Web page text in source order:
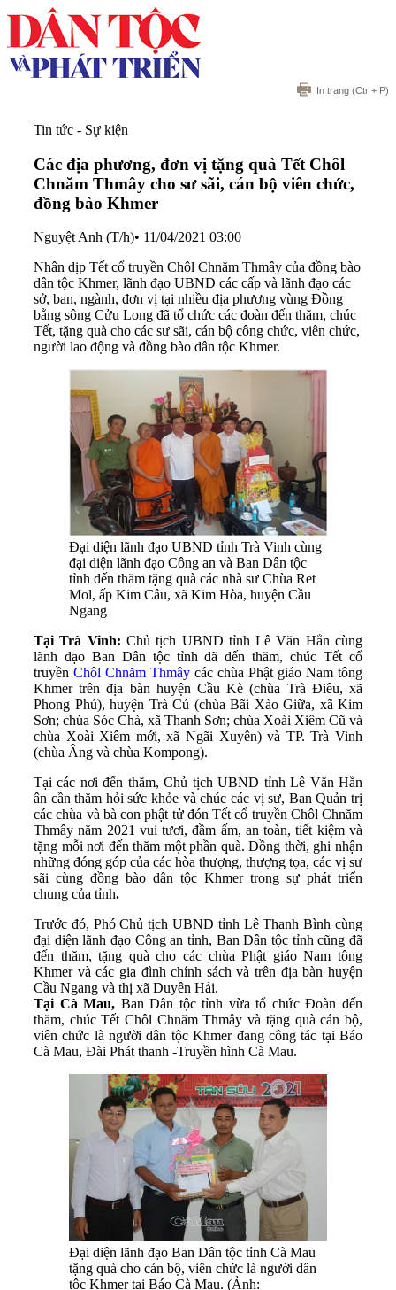
In trang (Ctr + P)
Tin tức - Sự kiện
Các địa phương, đơn vị tặng quà Tết Chôl
Chnăm Thmây cho sư sãi, cán bộ viên chức,
đồng bào Khmer
Nguyệt Anh (T/h)• 11/04/2021 03:00
Nhân dịp Tết cổ truyền Chôl Chnăm Thmây của đồng bào
dân tộc Khmer, lãnh đạo UBND các cấp và lãnh đạo các
sở, ban, ngành, đơn vị tại nhiều địa phương vùng Đồng
bằng sông Cửu Long đã tổ chức các đoàn đến thăm, chúc
Tết, tặng quà cho các sư sãi, cán bộ công chức, viên chức,
người lao động và đồng bào dân tộc Khmer.
Đại diện lãnh đạo UBND tỉnh Trà Vinh cùng
đại diện lãnh đạo Công an và Ban Dân tộc
tỉnh đến thăm tặng quà các nhà sư Chùa Ret
Mol, ấp Kim Câu, xã Kim Hòa, huyện Cầu
Ngang
Tại Trà Vinh: Chủ tịch UBND tỉnh Lê Văn Hẳn cùng
lãnh đạo Ban Dân tộc tỉnh đã đến thăm, chúc Tết cổ
truyền Chôl Chnăm Thmây các chùa Phật giáo Nam tông
Khmer trên địa bàn huyện Cầu Kè (chùa Trà Điêu, xã
Phong Phú), huyện Trà Cú (chùa Bãi Xào Giữa, xã Kim
Sơn; chùa Sóc Chà, xã Thanh Sơn; chùa Xoài Xiêm Cũ và
chùa Xoài Xiêm mới, xã Ngãi Xuyên) và TP. Trà Vinh
(chùa Âng và chùa Kompong).
Tại các nơi đến thăm, Chủ tịch UBND tỉnh Lê Văn Hẳn
ân cần thăm hỏi sức khỏe và chúc các vị sư, Ban Quản trị
các chùa và bà con phật tử đón Tết cổ truyền Chôl Chnăm
Thmây năm 2021 vui tươi, đầm ấm, an toàn, tiết kiệm và
tặng mỗi nơi đến thăm một phần quà. Đồng thời, ghi nhận
những đóng góp của các hòa thượng, thượng tọa, các vị sư
sãi cùng đồng bào dân tộc Khmer trong sự phát triển
chung của tỉnh.
Trước đó, Phó Chủ tịch UBND tỉnh Lê Thanh Bình cùng
đại diện lãnh đạo Công an tỉnh, Ban Dân tộc tỉnh cũng đã
đến thăm, tặng quà cho các chùa Phật giáo Nam tông
Khmer và các gia đình chính sách và trên địa bàn huyện
Cầu Ngang và thị xã Duyên Hải.
Tại Cà Mau, Ban Dân tộc tỉnh vừa tổ chức Đoàn đến
thăm, chúc Tết Chôl Chnăm Thmây và tặng quà cán bộ,
viên chức là người dân tộc Khmer đang công tác tại Báo
Cà Mau, Đài Phát thanh -Truyền hình Cà Mau.
Đại diện lãnh đạo Ban Dân tộc tỉnh Cà Mau
tặng quà cho cán bộ, viên chức là người dân
tộc Khmer tại Báo Cà Mau. (Ảnh: